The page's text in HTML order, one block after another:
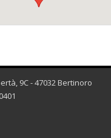
9C - 47032 Bertinoro